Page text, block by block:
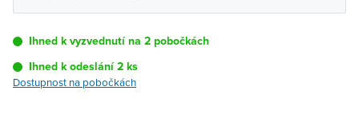
Ihned k vyzvednutí na 2 pobočkách
Ihned k odeslání 2 ks
Dostupnost na pobočkách